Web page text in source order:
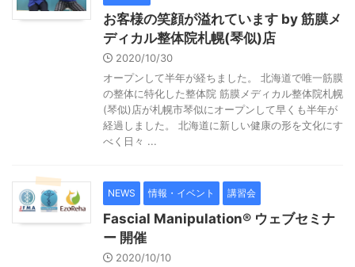
お客様の笑顔が溢れています by 筋膜メ
ディカル整体院札幌(琴似)店
2020/10/30
オープンして半年が経ちました。 北海道で唯一筋膜
の整体に特化した整体院 筋膜メディカル整体院札幌
(琴似)店が札幌市琴似にオープンして早くも半年が
経過しました。 北海道に新しい健康の形を文化にす
べく日々 ...
NEWS 情報・イベント 講習会
Fascial Manipulation®︎ ウェブセミナ
ー 開催
2020/10/10